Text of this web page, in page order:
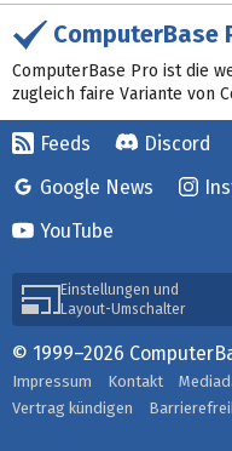
ComputerBase
ComputerBase Pro ist die
zugleich faire Variante von
Feeds Discord
Google News
YouTube
Einstellungen und
Layout-Umschalter
© 1999–2026
Impressum Kontakt
Vertrag kündigen